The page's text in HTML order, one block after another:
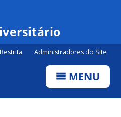
Canais
Administradores do Site
MENU